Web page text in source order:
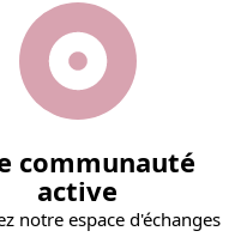
communauté
active
notre espace d'échanges